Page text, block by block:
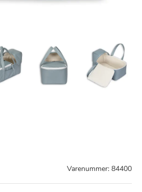
Varenummer: 84400